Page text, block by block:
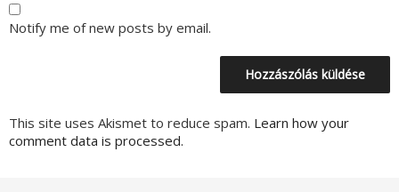
Notify me of new posts by email.
This site uses Akismet to reduce spam. Learn how your
comment data is processed.